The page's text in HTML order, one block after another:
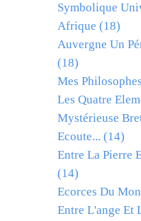
Symbolique
Afrique (18)
Auvergne Un
(18)
Mes Philosophes
Les Quatre
Mystérieuse
Ecoute... (14)
Entre La Pierre
(14)
Ecorces Du
Entre L'ange Et